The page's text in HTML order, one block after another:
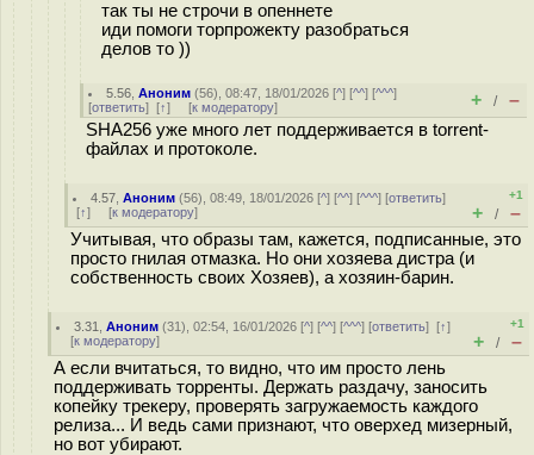
так ты не строчи в опеннете
иди помоги торпрожекту разобраться
делов то ))
5.56 ,Аноним (56), 08:47, 18/01/2026 [^] [^^] [^^^]
[ответить] [↑] [к модератору] + / –
SHA256 уже много лет поддерживается в torrent-
файлах и протоколе.
4.57 ,Аноним (56), 08:49, 18/01/2026 [^] [^^] [^^^] [ответить]
[↑] [к модератору]
+1
+ / –
Учитывая, что образы там, кажется, подписанные, это
просто гнилая отмазка. Но они хозяева дистра (и
собственность своих Хозяев), а хозяин-барин.
3.31 ,Аноним (31), 02:54, 16/01/2026 [^] [^^] [^^^] [ответить][↑]
[к модератору]
+1
+ / –
А если вчитаться, то видно, что им просто лень
поддерживать торренты. Держать раздачу, заносить
копейку трекеру, проверять загружаемость каждого
релиза... И ведь сами признают, что оверхед мизерный,
но вот убирают.